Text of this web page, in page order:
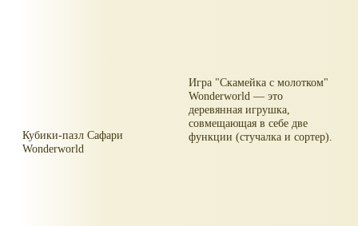
Кубики-пазл Сафари
Wonderworld
Игра "Скамейка с молотком"
Wonderworld — это
деревянная игрушка,
совмещающая в себе две
функции (стучалка и сортер).